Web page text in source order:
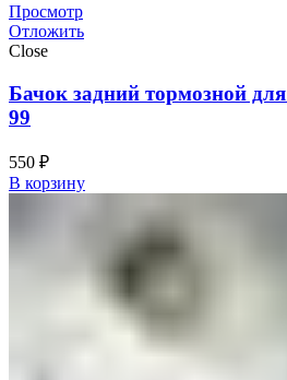
Просмотр
Отложить
Close
Бачок задний тормозной
99
550 ₽
В корзину